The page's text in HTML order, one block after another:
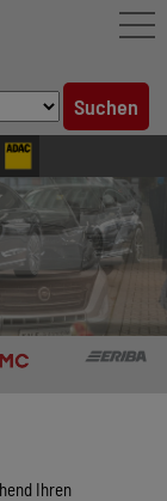
Ihren